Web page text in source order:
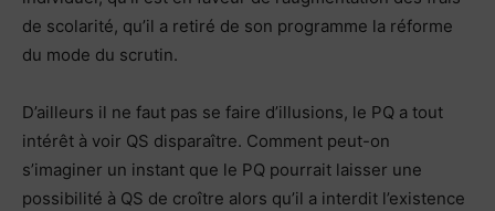
de scolarité, qu’il a retiré de son programme la réforme
du mode du scrutin.
D’ailleurs il ne faut pas se faire d’illusions, le PQ a tout
intérêt à voir QS disparaître. Comment peut-on
s’imaginer un instant que le PQ pourrait laisser une
possibilité à QS de croître alors qu’il a interdit l’existence